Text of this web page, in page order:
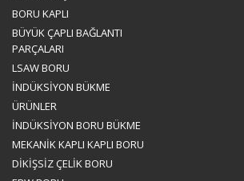
BORU KAPLI
BÜYÜK ÇAPLI BAĞLANTI
PARÇALARI
LSAW BORU
İNDÜKSİYON BÜKME
ÜRÜNLER
İNDÜKSİYON BORU BÜKME
MEKANİK KAPLI KAPLI BORU
DİKİŞSİZ ÇELİK BORU